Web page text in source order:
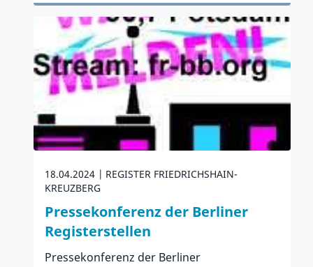
Zum Artikel
18.04.2024
REGISTER FRIEDRICHSHAIN-
KREUZBERG
Pressekonferenz der Berliner
Registerstellen
Pressekonferenz der Berliner